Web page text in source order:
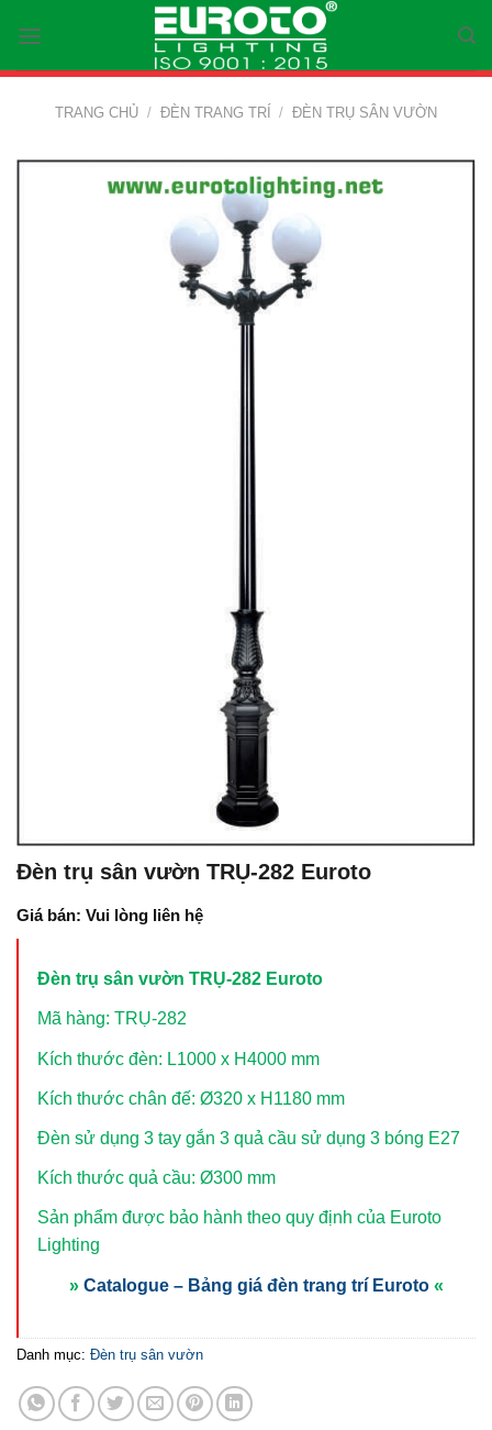
content
TRANG CHỦ / ĐÈN TRANG TRÍ / ĐÈN TRỤ SÂN VƯỜN
Đèn trụ sân vườn TRỤ-282 Euroto
Giá bán: Vui lòng liên hệ
Đèn trụ sân vườn TRỤ-282 Euroto
Mã hàng: TRỤ-282
Kích thước đèn: L1000 x H4000 mm
Kích thước chân đế: Ø320 x H1180 mm
Đèn sử dụng 3 tay gắn 3 quả cầu sử dụng 3 bóng E27
Kích thước quả cầu: Ø300 mm
Sản phẩm được bảo hành theo quy định của Euroto
Lighting
» Catalogue – Bảng giá đèn trang trí Euroto «
Danh mục: Đèn trụ sân vườn